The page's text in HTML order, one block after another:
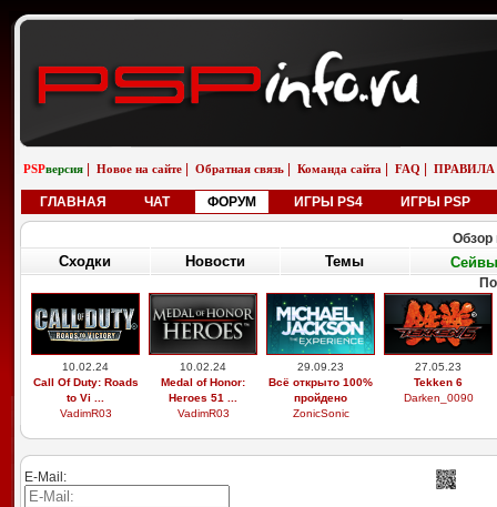
PSPверсия Новое на сайте Обратная связь Команда сайта FAQ ПРАВИЛА
ГЛАВНАЯ ЧАТ ФОРУМ ИГРЫ PS4 ИГРЫ PSP
Обзор
Сходки Новости Темы Сейвы
10.02.24
Call Of Duty: Roads
to Vi ...
VadimR03
10.02.24
Medal of Honor:
Heroes 51 ...
VadimR03
29.09.23
Всё открыто 100%
пройдено
ZonicSonic
27.05.23
Tekken 6
Darken_0090
E-Mail: